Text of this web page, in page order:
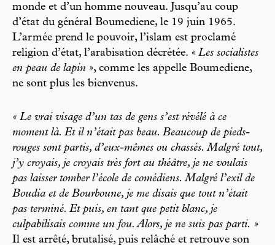
monde et d’un homme nouveau. Jusqu’au coup
d’état du général Boumediene, le 19 juin 1965.
L’armée prend le pouvoir, l’islam est proclamé
religion d’état, l’arabisation décrétée. « Les socialistes
en peau de lapin », comme les appelle Boumediene,
ne sont plus les bienvenus.
« Le vrai visage d’un tas de gens s’est révélé à ce
moment là. Et il n’était pas beau. Beaucoup de pieds-
rouges sont partis, d’eux-mêmes ou chassés. Malgré tout,
j’y croyais, je croyais très fort au théâtre, je ne voulais
pas laisser tomber l’école de comédiens. Malgré l’exil de
Boudia et de Bourboune, je me disais que tout n’était
pas terminé. Et puis, en tant que petit blanc, je
culpabilisais comme un fou. Alors, je ne suis pas parti. »
Il est arrêté, brutalisé, puis relâché et retrouve son